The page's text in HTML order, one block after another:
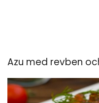
Azu med revben